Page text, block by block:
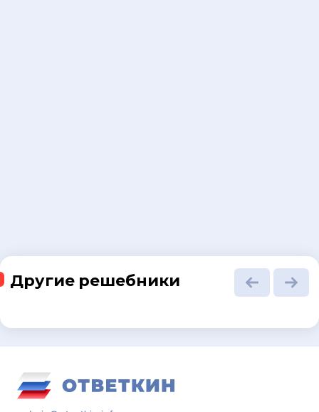
Другие решебники